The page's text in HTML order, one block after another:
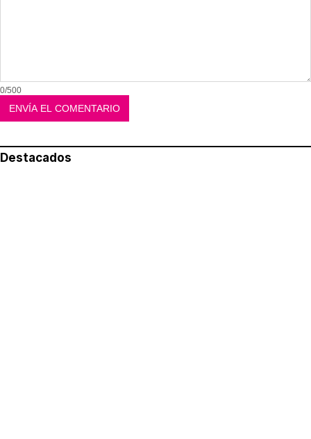
0/500
Destacados